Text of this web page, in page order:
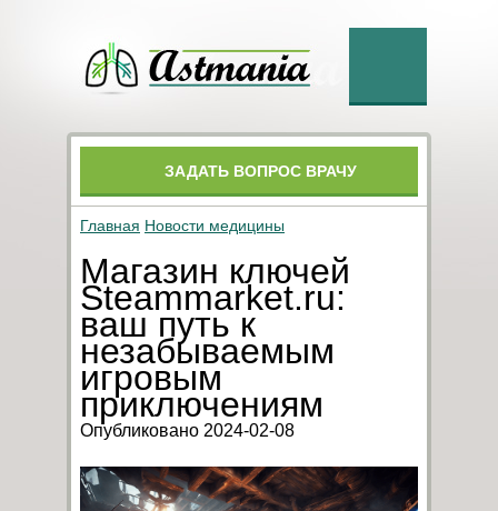
ЗАДАТЬ ВОПРОС ВРАЧУ
Главная Новости медицины
Магазин ключей
Steammarket.ru:
ваш путь к
незабываемым
игровым
приключениям
Опубликовано 2024-02-08